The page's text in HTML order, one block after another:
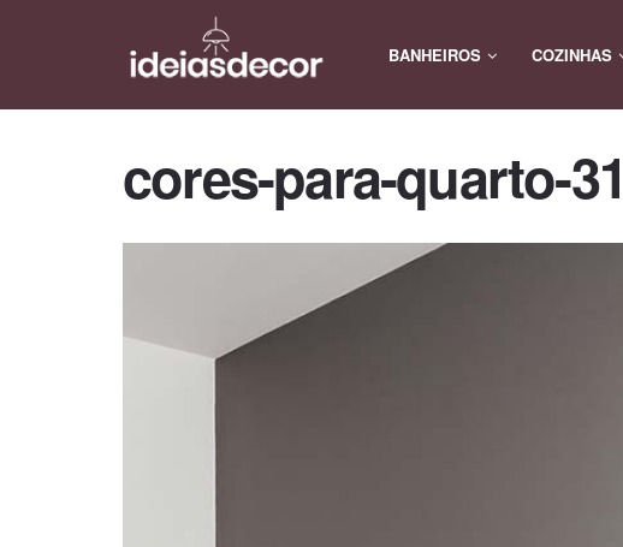
BANHEIROS COZINHAS
cores-para-quarto-31